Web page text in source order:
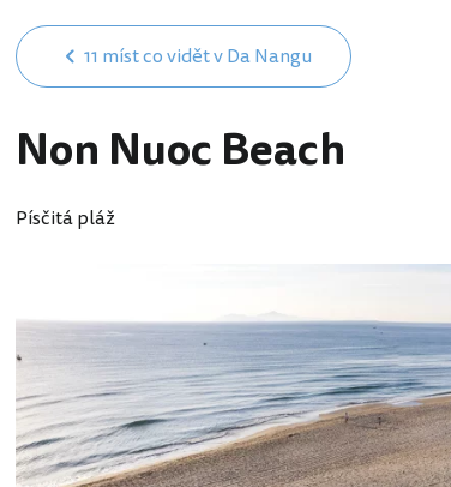
11 míst co vidět v Da Nangu
Non Nuoc Beach
Písčitá pláž